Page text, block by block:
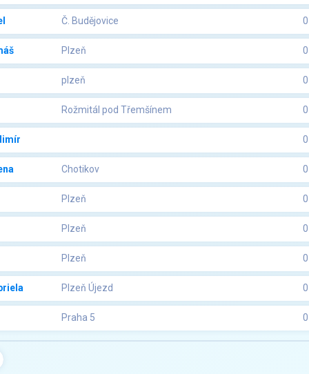
Č. Budějovice 0
Plzeň 0
plzeň 0
Rožmitál pod Třemšínem 0
0
Chotikov 0
Plzeň 0
Plzeň 0
Plzeň 0
Plzeň Újezd 0
Praha 5 0